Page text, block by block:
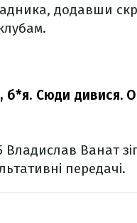
додавши
б*я. Сюди дивися.
Ванат
передачі.